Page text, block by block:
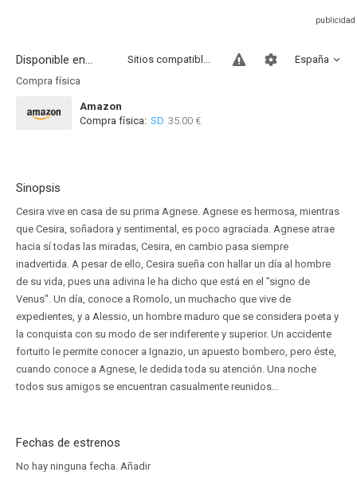
Disponible en... España
Sitios compatibles
Compra física
Amazon
Compra física: SD 35.00 €
Sinopsis
Cesira vive en casa de su prima Agnese. Agnese es hermosa, mientras
que Cesira, soñadora y sentimental, es poco agraciada. Agnese atrae
hacia sí todas las miradas, Cesira, en cambio pasa siempre
inadvertida. A pesar de ello, Cesira sueña con hallar un día al hombre
de su vida, pues una adivina le ha dicho que está en el "signo de
Venus". Un día, conoce a Romolo, un muchacho que vive de
expedientes, y a Alessio, un hombre maduro que se considera poeta y
la conquista con su modo de ser indiferente y superior. Un accidente
fortuito le permite conocer a Ignazio, un apuesto bombero, pero éste,
cuando conoce a Agnese, le dedida toda su atención. Una noche
todos sus amigos se encuentran casualmente reunidos...
Fechas de estrenos
No hay ninguna fecha. Añadir